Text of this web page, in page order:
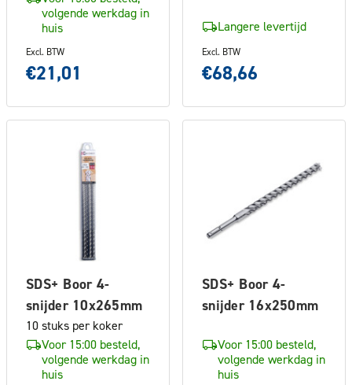
volgende werkdag in
huis
Excl. BTW
€21,01
Langere levertijd
Excl. BTW
€68,66
SDS+ Boor 4-
snijder 10x265mm
10 stuks per koker
Voor 15:00 besteld,
volgende werkdag in
huis
SDS+ Boor 4-
snijder 16x250mm
Voor 15:00 besteld,
volgende werkdag in
huis